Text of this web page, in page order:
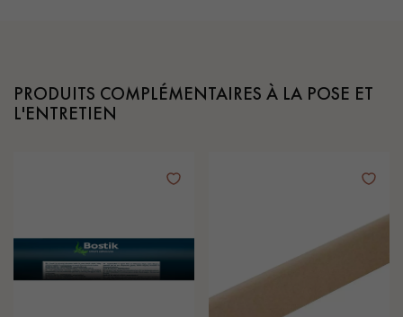
PRODUITS COMPLÉMENTAIRES À LA POSE ET
L'ENTRETIEN